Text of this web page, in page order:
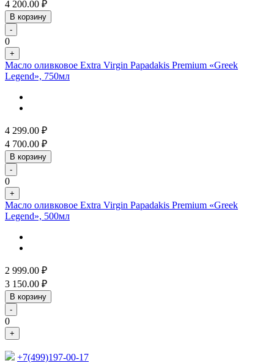
4 200.00 ₽
В корзину
-
0
+
Масло оливковое Extra Virgin Papadakis Premium «Greek
Legend», 750мл
4 299.00 ₽
4 700.00 ₽
В корзину
-
0
+
Масло оливковое Extra Virgin Papadakis Premium «Greek
Legend», 500мл
2 999.00 ₽
3 150.00 ₽
В корзину
-
0
+
+7(499)197-00-17